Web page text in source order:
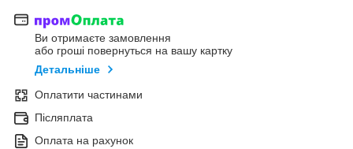
Ви отримаєте замовлення
або гроші повернуться на вашу картку
Детальніше
Оплатити частинами
Післяплата
Оплата на рахунок